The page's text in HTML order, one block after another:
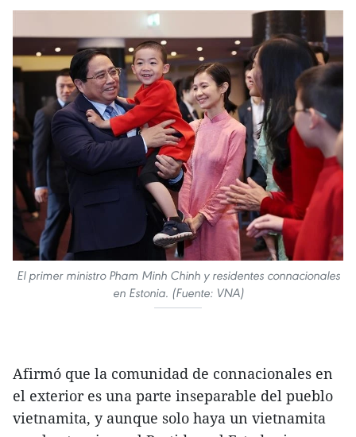
El primer ministro Pham Minh Chinh y residentes connacionales
en Estonia. (Fuente: VNA)
Afirmó que la comunidad de connacionales en
el exterior es una parte inseparable del pueblo
vietnamita, y aunque solo haya un vietnamita